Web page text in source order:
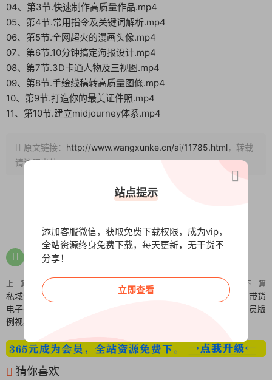
04、第3节.快速制作高质量作品.mp4
05、第4节.常用指令及关键词解析.mp4
06、第5节.全网超火的漫画头像.mp4
07、第6节.10分钟搞定海报设计.mp4
08、第7节.3D卡通人物及三视图.mp4
09、第8节.手绘线稿转高质量图條.mp4
10、第9节.打造你的最美证件照.mp4
11、第10节.建立midjourney体系.mp4
原文链接： http://www.wangxunke.cn/ai/11785.html，转载
请注明出处~~~
上一篇
私域流量破冰术-8月：52页SOP
电子书、11小时录音及10+实战案
例视频
下一篇
AI视频深度去重搬运神器 视频带货
v9.2.5 会员版
猜你喜欢
站点提示
添加客服微信，获取免费下载权限，成为vip，
全站资源终身免费下载，每天更新，无干货不
分享！
立即查看